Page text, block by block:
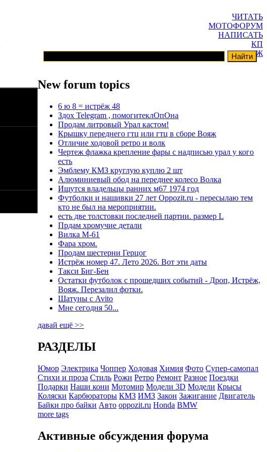
ЧИТАТЬ
МОТОФОРУМ
НАПИСАТЬ
КП
ГАРАЖ
New forum topics
6 ю 8 = истрёж 48
Здох Telegram , помогитеклОпОна
Продам литровый Урал кастом!
Крышку переднего гтц или гтц в сборе Вояж
Отличие ходовой ретро и волк
Чертеж флажка крепление фары с надписью урал у кого
есть
Эмблему КМЗ круглую куплю 2 шт
Алюминиевый обод на переднее колесо Волка
Ищутся владельцы ранних м67 1974 год
Футболки и нашивки 27 лет Oppozit.ru - пересылаю тем
кто не был на мероприятии.
есть две толстовки последней партии. размер L
Прдам хромучие детали
Вилка М-61
Фара хром.
Продам шестерни Герцог
Истрёж номер 47. Лето 2026. Вот эти даты
Такси Биг-Бен
Остатки футболок с прошедших событий - Дроп, Истрёж,
Вояж. Перезалил фотки.
Шатуны с Avito
Мне сегодня 50...
давай ещё >>
РАЗДЕЛЫ
Юмор Электрика Чоппер Ходовая Химия Фото Супер-самопал
Стихи и проза Стиль Рожи Ретро Ремонт Разное Поездки
Подарки Наши кони Мотомир Модели 3D Модели Крысы
Коляски Карбюраторы КМЗ ИМЗ Закон Зажигание Двигатель
Байки про байки Авто oppozit.ru Honda BMW
more tags
Активные обсуждения форума